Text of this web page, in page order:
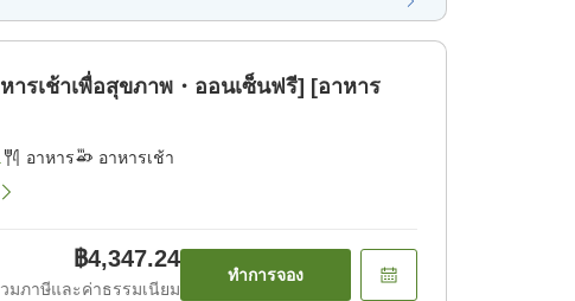
รเช้าเพื่อสุขภาพ・ออนเซ็นฟรี] [อาหาร
อาหาร อาหารเช้า
฿4,347.24
มภาษีและค่าธรรมเนียม
ทำการจอง